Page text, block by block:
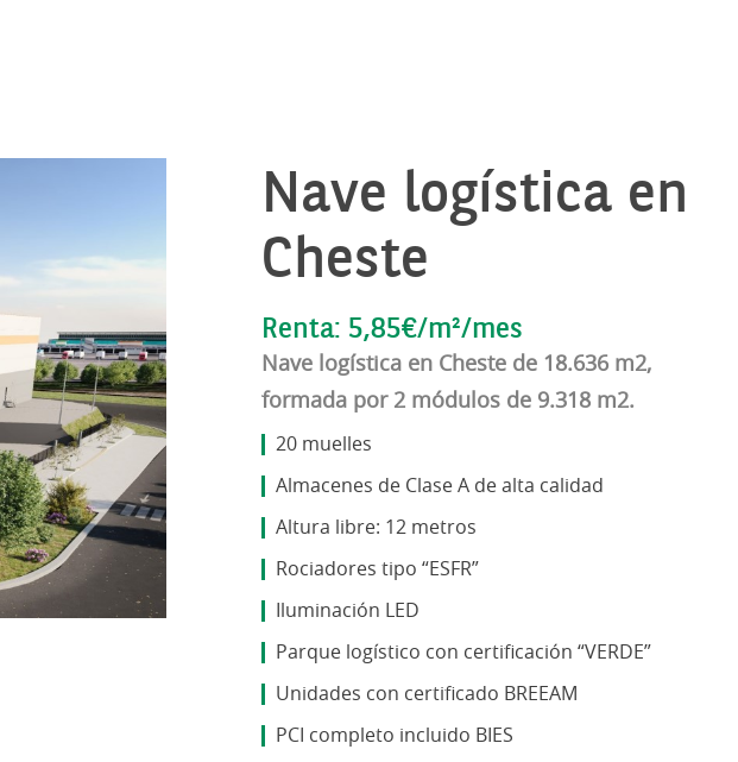
Nave logística en
Cheste
Renta: 5,85€/m²/mes
Nave logística en Cheste de 18.636 m2,
formada por 2 módulos de 9.318 m2.
20 muelles
Almacenes de Clase A de alta calidad
Altura libre: 12 metros
Rociadores tipo “ESFR”
Iluminación LED
Parque logístico con certificación “VERDE”
Unidades con certificado BREEAM
PCI completo incluido BIES